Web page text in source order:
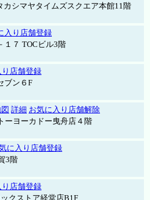
シマヤタイムズスクエア本館11階
入り店舗登録
１７ TOCビル3階
り店舗登録
ブン６F
詳細 お気に入り店舗解除
ーヨーカドー曳舟店４階
に入り店舗登録
3階
り店舗登録
クストア経堂店B1F